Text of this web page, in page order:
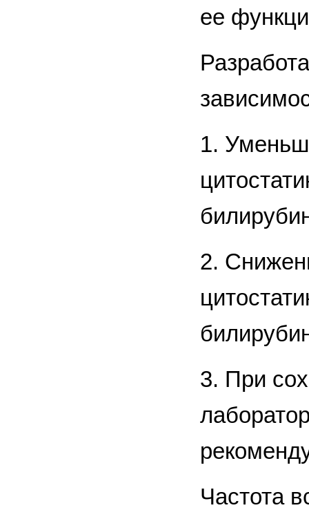
ее
1.
2.
3. При
Частота